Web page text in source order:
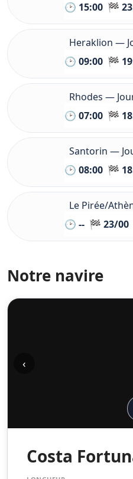
🕑 15:00 🏁
Heraklion —
🕑 09:00 🏁
Rhodes —
🕑 07:00 🏁
Santorin —
🕑 08:00 🏁
Le Pirée/
🕑 -- 🏁 23/00
Notre navire
‹
Costa